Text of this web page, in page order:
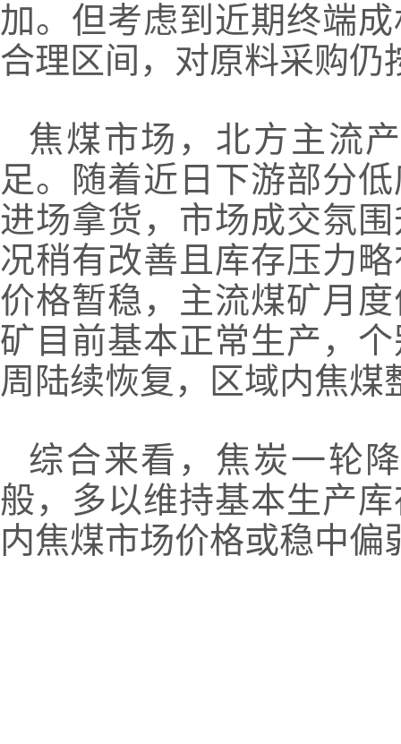
加。但考虑到近期终端
合理区间，对原料采购仍
焦煤市场，北方主流
足。随着近日下游部分
进场拿货，市场成交氛
况稍有改善且库存压力
价格暂稳，主流煤矿月
矿目前基本正常生产，
周陆续恢复，区域内焦
综合来看，焦炭一轮
般，多以维持基本生产
内焦煤市场价格或稳中偏